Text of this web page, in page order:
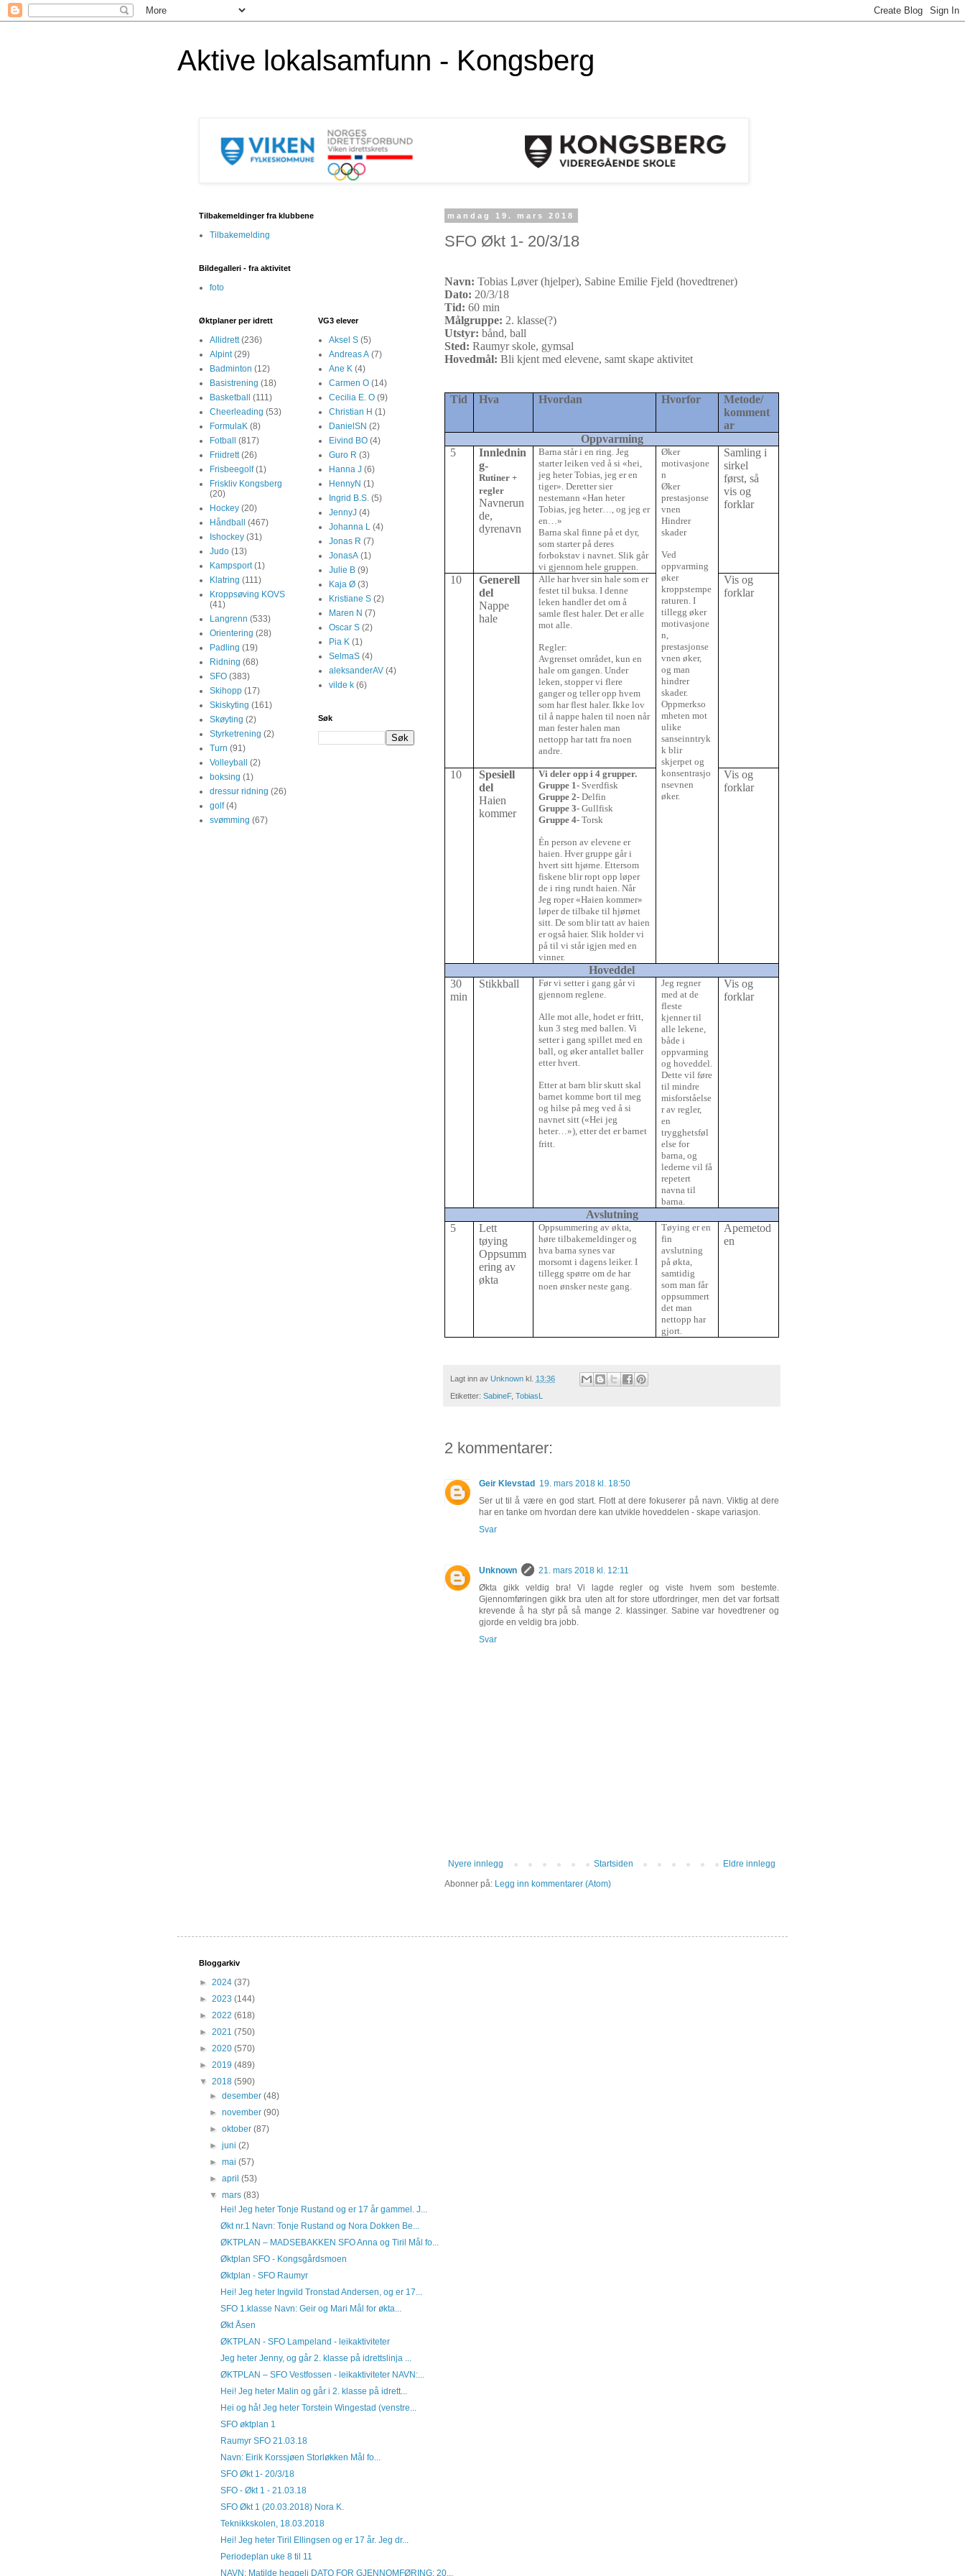
Aktive lokalsamfunn - Kongsberg
mandag 19. mars 2018
SFO Økt 1- 20/3/18
Navn: Tobias Løver (hjelper), Sabine Emilie Fjeld (hovedtrener)
Dato: 20/3/18
Tid: 60 min
Målgruppe: 2. klasse(?)
Utstyr: bånd, ball
Sted: Raumyr skole, gymsal
Hovedmål: Bli kjent med elevene, samt skape aktivitet
Tid Hva Hvordan Hvorfor
Metode/
komment
ar
Oppvarming
5
Innlednin
g-
Rutiner +
regler
Navnerun
de,
dyrenavn
Barna står i en ring. Jeg
starter leiken ved å si «hei,
jeg heter Tobias, jeg er en
tiger». Deretter sier
nestemann «Han heter
Tobias, jeg heter…, og jeg er
en…»
Barna skal finne på et dyr,
som starter på deres
forbokstav i navnet. Slik går
vi gjennom hele gruppen.
Øker
motivasjone
n
Øker
prestasjonse
vnen
Hindrer
skader
Ved
oppvarming
øker
kroppstempe
raturen. I
tillegg øker
motivasjone
n,
prestasjonse
vnen øker,
og man
hindrer
skader.
Oppmerkso
mheten mot
ulike
sanseinntryk
k blir
skjerpet og
konsentrasjo
nsevnen
øker.
Samling i
sirkel
først, så
vis og
forklar
10
Generell
del
Nappe
hale
Alle har hver sin hale som er
festet til buksa. I denne
leken handler det om å
samle flest haler. Det er alle
mot alle.
Regler:
Avgrenset området, kun en
hale om gangen. Under
leken, stopper vi flere
ganger og teller opp hvem
som har flest haler. Ikke lov
til å nappe halen til noen når
man fester halen man
nettopp har tatt fra noen
andre.
Vis og
forklar
10
Spesiell
del
Haien
kommer
Vi deler opp i 4 grupper.
Gruppe 1- Sverdfisk
Gruppe 2- Delfin
Gruppe 3- Gullfisk
Gruppe 4- Torsk
Én person av elevene er
haien. Hver gruppe går i
hvert sitt hjørne. Ettersom
fiskene blir ropt opp løper
de i ring rundt haien. Når
Jeg roper «Haien kommer»
løper de tilbake til hjørnet
sitt. De som blir tatt av haien
er også haier. Slik holder vi
på til vi står igjen med en
vinner.
Vis og
forklar
Hoveddel
30
min
Stikkball
Før vi setter i gang går vi
gjennom reglene.
Alle mot alle, hodet er fritt,
kun 3 steg med ballen. Vi
setter i gang spillet med en
ball, og øker antallet baller
etter hvert.
Etter at barn blir skutt skal
barnet komme bort til meg
og hilse på meg ved å si
navnet sitt («Hei jeg
heter…»), etter det er barnet
fritt.
Jeg regner
med at de
fleste
kjenner til
alle lekene,
både i
oppvarming
og hoveddel.
Dette vil føre
til mindre
misforståelse
r av regler,
en
trygghetsføl
else for
barna, og
lederne vil få
repetert
navna til
barna.
Vis og
forklar
Avslutning
5
Lett
tøying
Oppsumm
ering av
økta
Oppsummering av økta,
høre tilbakemeldinger og
hva barna synes var
morsomt i dagens leiker. I
tillegg spørre om de har
noen ønsker neste gang.
Tøying er en
fin
avslutning
på økta,
samtidig
som man får
oppsummert
det man
nettopp har
gjort.
Apemetod
en
Lagt inn av Unknown kl. 13:36
Etiketter: SabineF, TobiasL
2 kommentarer:
Geir Klevstad
19. mars 2018 kl. 18:50
Ser ut til å være en god start. Flott at dere fokuserer på navn. Viktig at dere
har en tanke om hvordan dere kan utvikle hoveddelen - skape variasjon.
Svar
Unknown
21. mars 2018 kl. 12:11
Økta gikk veldig bra! Vi lagde regler og viste hvem som bestemte.
Gjennomføringen gikk bra uten alt for store utfordringer, men det var fortsatt
krevende å ha styr på så mange 2. klassinger. Sabine var hovedtrener og
gjorde en veldig bra jobb.
Svar
Nyere innlegg Eldre innlegg
Startsiden
Abonner på: Legg inn kommentarer (Atom)
Tilbakemeldinger fra klubbene
Tilbakemelding
Bildegalleri - fra aktivitet
foto
Øktplaner per idrett
Allidrett (236)
Alpint (29)
Badminton (12)
Basistrening (18)
Basketball
(111)
Cheerleading (53)
FormulaK (8)
Fotball
(817)
Friidrett (26)
Frisbeegolf (1)
Friskliv Kongsberg
(20)
Hockey (20)
Håndball
(467)
Ishockey (31)
Judo (13)
Kampsport (1)
Klatring (111)
Kroppsøving KOVS
(41)
Langrenn (533)
Orientering (28)
Padling (19)
Ridning (68)
SFO (383)
Skihopp (17)
Skiskyting (161)
Skøyting (2)
Styrketrening (2)
Turn (91)
Volleyball
(2)
boksing (1)
dressur ridning (26)
golf (4)
svømming (67)
VG3 elever
Aksel S (5)
Andreas A (7)
Ane K (4)
Carmen O (14)
Cecilia E. O (9)
Christian H (1)
DanielSN (2)
Eivind BO (4)
Guro R (3)
Hanna J (6)
HennyN (1)
Ingrid B.S. (5)
JennyJ (4)
Johanna L (4)
Jonas R (7)
JonasA (1)
Julie B (9)
Kaja Ø (3)
Kristiane S (2)
Maren N (7)
Oscar S (2)
Pia K (1)
SelmaS (4)
aleksanderAV (4)
vilde k (6)
Søk
Bloggarkiv
► 2024 (37)
► 2023 (144)
► 2022 (618)
► 2021 (750)
► 2020 (570)
► 2019 (489)
▼ 2018 (590)
►desember(48)
►november(90)
►oktober(87)
►juni(2)
►mai(57)
►april(53)
▼mars(83)
Hei! Jeg heter Tonje Rustand og er 17 år gammel. J...
Økt nr.1 Navn: Tonje Rustand og Nora Dokken Be...
ØKTPLAN – MADSEBAKKEN SFO Anna og Tiril Mål fo...
Øktplan SFO - Kongsgårdsmoen
Øktplan - SFO Raumyr
Hei! Jeg heter Ingvild Tronstad Andersen, og er 17...
SFO 1.klasse Navn: Geir og Mari Mål for økta...
Økt Åsen
ØKTPLAN - SFO Lampeland - leikaktiviteter
Jeg heter Jenny, og går 2. klasse på idrettslinja ...
ØKTPLAN – SFO Vestfossen - leikaktiviteter NAVN:...
Hei! Jeg heter Malin og går i 2. klasse på idrett...
Hei og hå! Jeg heter Torstein Wingestad (venstre...
SFO øktplan 1
Raumyr SFO 21.03.18
Navn: Eirik Korssjøen Storløkken Mål fo...
SFO Økt 1- 20/3/18
SFO - Økt 1 - 21.03.18
SFO Økt 1 (20.03.2018) Nora K.
Teknikkskolen, 18.03.2018
Hei! Jeg heter Tiril Ellingsen og er 17 år. Jeg dr...
Periodeplan uke 8 til 11
NAVN: Matilde heggeli DATO FOR GJENNOMFØRING: 20...